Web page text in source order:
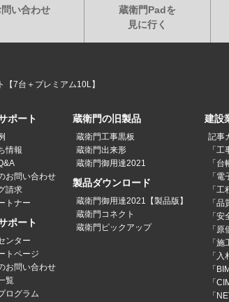
問い合わせ
蔵衛門Padを
見に行く
7台＋プレミアム10L】
ポート
情報
お問い合わせ
請求
トナー
ポート
ンター
トページ
お問い合わせ
覧
ログラム
蔵衛門の旧製品
蔵衛門工事黒板
蔵衛門出来形
蔵衛門御用達2021
製品ダウンロード
蔵衛門御用達2021【製品版】
蔵衛門コネクト
蔵衛門ピックアップ
建設
記事
「
「
「
「
「
「
「
「
「
「
「
「